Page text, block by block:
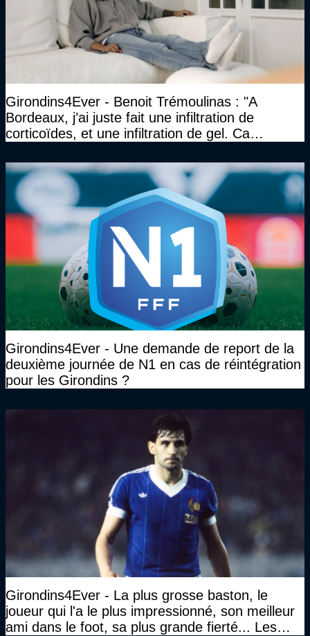
Girondins4Ever - Benoit Trémoulinas : "A
Bordeaux, j’ai juste fait une infiltration de
corticoïdes, et une infiltration de gel. Ca
Girondins4Ever - Une demande de report de la
deuxième journée de N1 en cas de réintégration
pour les Girondins ?
Girondins4Ever - La plus grosse baston, le
joueur qui l'a le plus impressionné, son meilleur
ami dans le foot, sa plus grande fierté... Les